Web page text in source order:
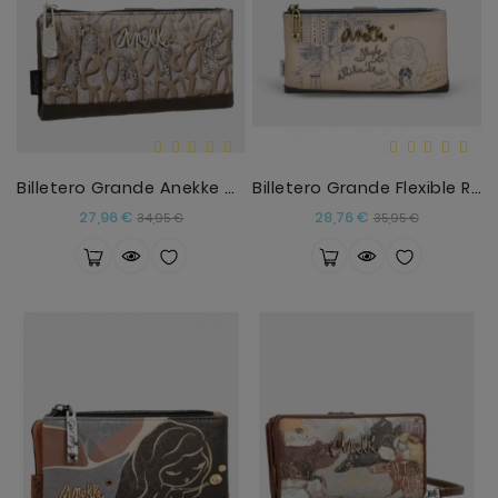
Billetero Grande Anekke Mantle Anekke
27,96 € Precio
34,95 €Precio
Billetero Grande Flexible RFID Studio Anekke
28,76 € Precio
35,95 €Precio